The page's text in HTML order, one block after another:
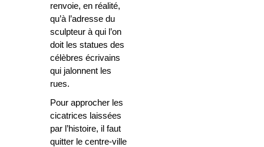
renvoie, en réalité,
qu’à l’adresse du
sculpteur à qui l’on
doit les statues des
célèbres écrivains
qui jalonnent les
rues.
Pour approcher les
cicatrices laissées
par l’histoire, il faut
quitter le centre-ville